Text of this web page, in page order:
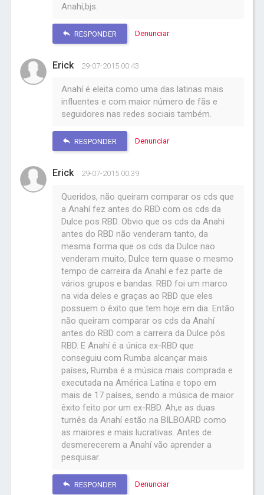
Anahí,bjs.
RESPONDER Denunciar
Erick 29-07-2015 00:43
Anahí é eleita como uma das latinas mais
influentes e com maior número de fãs e
seguidores nas redes sociais também.
RESPONDER Denunciar
Erick 29-07-2015 00:39
Queridos, não queiram comparar os cds que
a Anahí fez antes do RBD com os cds da
Dulce pos RBD. Obvio que os cds da Anahi
antes do RBD não venderam tanto, da
mesma forma que os cds da Dulce nao
venderam muito, Dulce tem quase o mesmo
tempo de carreira da Anahí e fez parte de
vários grupos e bandas. RBD foi um marco
na vida deles e graças ao RBD que eles
possuem o êxito que tem hoje em dia. Então
não queiram comparar os cds da Anahí
antes do RBD com a carreira da Dulce pós
RBD. E Anahí é a única ex-RBD que
conseguiu com Rumba alcançar mais
países, Rumba é a música mais comprada e
executada na América Latina e topo em
mais de 17 países, sendo a música de maior
êxito feito por um ex-RBD. Ah,e as duas
turnês da Anahí estão na BILBOARD como
as maiores e mais lucrativas. Antes de
desmerecerem a Anahí vão aprender a
pesquisar.
RESPONDER Denunciar